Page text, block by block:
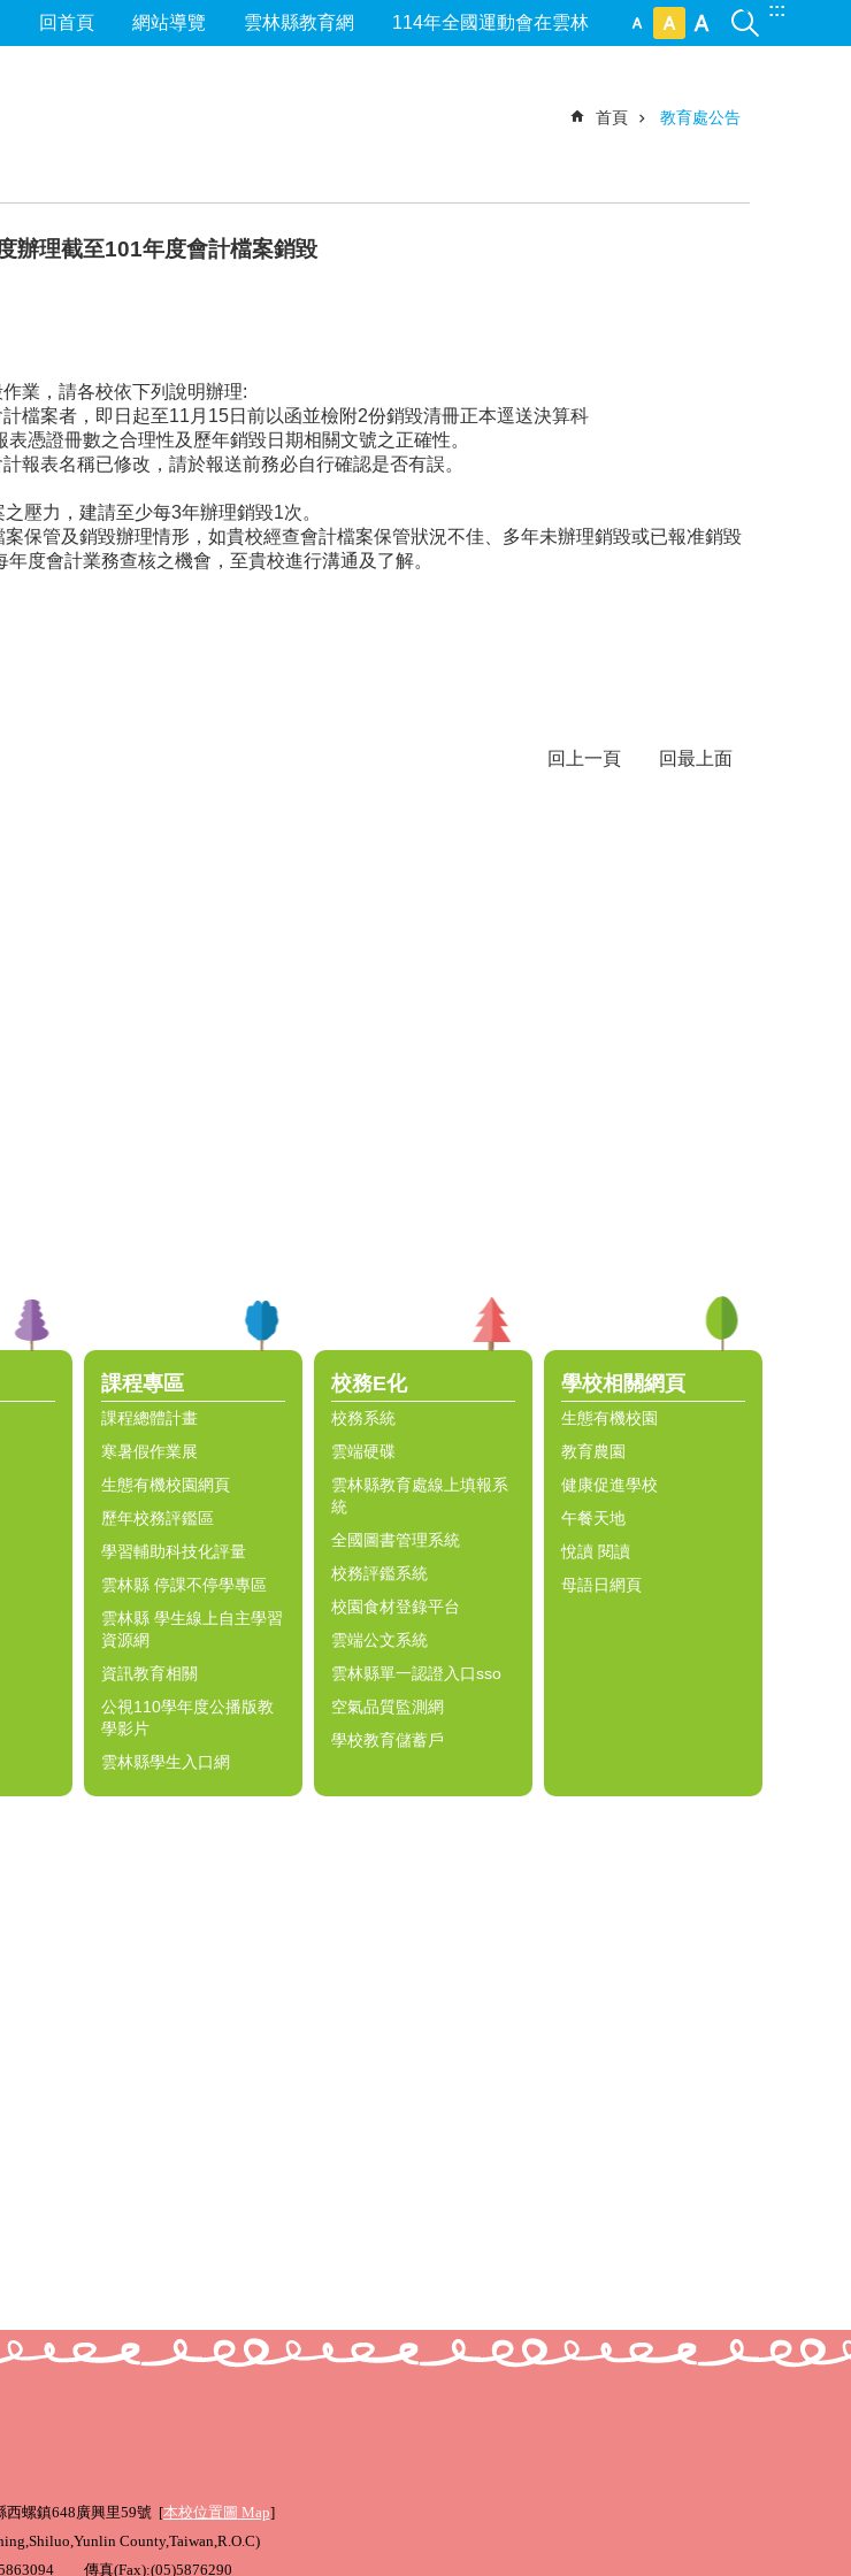
:::
回首頁 網站導覽 雲林縣教育網 114年全國運動會在雲林
首頁 教育處公告
辦理截至101年度會計檔案銷毀
業，請各校依下列說明辦理:
檔案者，即日起至11月15日前以函並檢附2份銷毀清冊正本逕送決算科
憑證冊數之合理性及歷年銷毀日期相關文號之正確性。
報表名稱已修改，請於報送前務必自行確認是否有誤。
壓力，建請至少每3年辦理銷毀1次。
保管及銷毀辦理情形，如貴校經查會計檔案保管狀況不佳、多年未辦理銷毀或已報准銷毀
度會計業務查核之機會，至貴校進行溝通及了解。
回上一頁 回最上面
課程專區
課程總體計畫
寒暑假作業展
生態有機校園網頁
歷年校務評鑑區
學習輔助科技化評量
雲林縣 停課不停學專區
雲林縣 學生線上自主學習
資源網
資訊教育相關
公視110學年度公播版教
學影片
雲林縣學生入口網
校務E化
校務系統
雲端硬碟
雲林縣教育處線上填報系
統
全國圖書管理系統
校務評鑑系統
校園食材登錄平台
雲端公文系統
雲林縣單一認證入口sso
空氣品質監測網
學校教育儲蓄戶
學校相關網頁
生態有機校園
教育農園
健康促進學校
午餐天地
悅讀 閱讀
母語日網頁
螺鎮648廣興里59號 [本校位置圖 Map]
County,Taiwan,R.O.C)
傳真(Fax):(05)5876290